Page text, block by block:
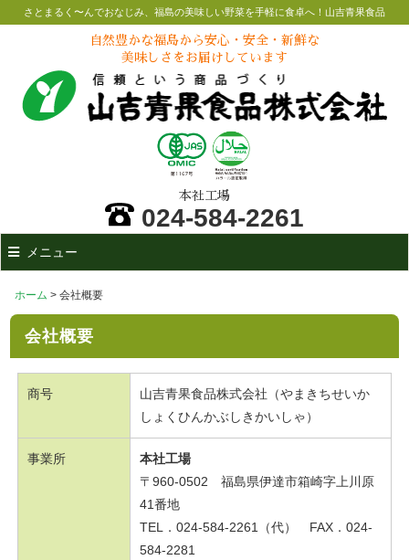
さとまるく〜んでおなじみ、福島の美味しい野菜を手軽に食卓へ！山吉青果食品
自然豊かな福島から安心・安全・新鮮な
美味しさをお届けしています
本社工場
024-584-2261
メニュー
ホーム > 会社概要
会社概要
商号
山吉青果食品株式会社（やまきちせいか
しょくひんかぶしきかいしゃ）
事業所
本社工場
〒960-0502 福島県伊達市箱崎字上川原
41番地
TEL．024-584-2261（代） FAX．024-
584-2281